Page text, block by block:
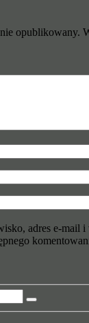
opublikowany.
adres e-mail